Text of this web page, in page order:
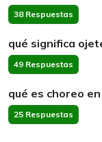
38 Respuestas
qué significa
49 Respuestas
qué es choreo
25 Respuestas